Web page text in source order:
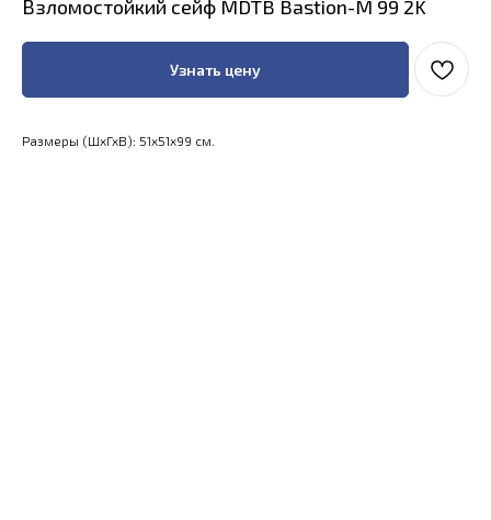
Взломостойкий сейф MDTB Bastion-M 99 2K
Узнать цену
Размеры (ШхГхВ): 51x51x99 см.